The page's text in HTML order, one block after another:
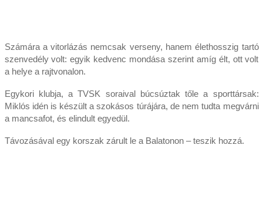
Számára a vitorlázás nemcsak verseny, hanem élethosszig tartó
szenvedély volt: egyik kedvenc mondása szerint amíg élt, ott volt
a helye a rajtvonalon.
Egykori klubja, a TVSK soraival búcsúztak tőle a sporttársak:
Miklós idén is készült a szokásos túrájára, de nem tudta megvárni
a mancsafot, és elindult egyedül.
Távozásával egy korszak zárult le a Balatonon – teszik hozzá.